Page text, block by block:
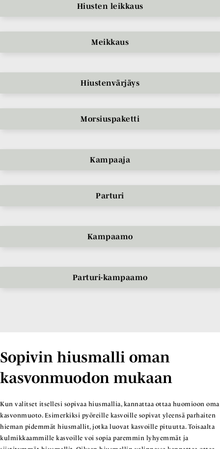
Hiusten leikkaus
Meikkaus
Hiustenvärjäys
Morsiuspaketti
Kampaaja
Parturi
Kampaamo
Parturi-kampaamo
Sopivin hiusmalli oman
kasvonmuodon mukaan
Kun valitset itsellesi sopivaa hiusmallia, kannattaa ottaa huomioon oma
kasvonmuoto. Esimerkiksi pyöreille kasvoille sopivat yleensä parhaiten
hieman pidemmät hiusmallit, jotka luovat kasvoille pituutta. Toisaalta
kulmikkaammille kasvoille voi sopia paremmin lyhyemmät ja